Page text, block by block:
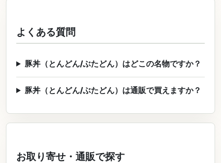
よくある質問
豚丼（とんどん/ぶたどん）はどこの名物ですか？
豚丼（とんどん/ぶたどん）は通販で買えますか？
お取り寄せ・通販で探す